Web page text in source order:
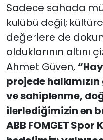
Sadece sahada
kulübü değil;
değerlere de
olduklarının altını
Ahmet Güven, “H
projede
ve sahiplenme,
ilerlediğimizin en
ABB FOMGET